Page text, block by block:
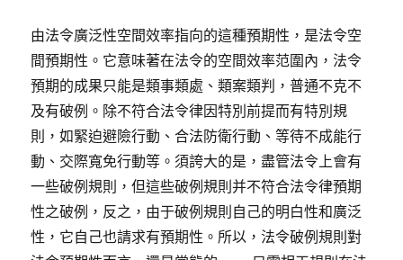
由法令廣泛性空間效率指向的這種預期性，是法令空
間預期性。它意味著在法令的空間效率范圍內，法令
預期的成果只能是類事類處、類案類判，普通不克不
及有破例。除不符合法令律因特別前提而有特別規
則，如緊迫避險行動、合法防衛行動、等待不成能行
動、交際寬免行動等。須誇大的是，盡管法令上會有
一些破例規則，但這些破例規則并不符合法令律預期
性之破例，反之，由于破例規則自己的明白性和廣泛
性，它自己也請求有預期性。所以，法令破例規則對